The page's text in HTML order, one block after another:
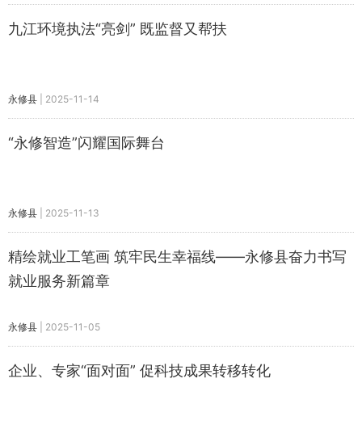
九江环境执法“亮剑” 既监督又帮扶
永修县 2025-11-14
“永修智造”闪耀国际舞台
永修县 2025-11-13
精绘就业工笔画 筑牢民生幸福线——永修县奋力书写
就业服务新篇章
永修县 2025-11-05
企业、专家“面对面” 促科技成果转移转化